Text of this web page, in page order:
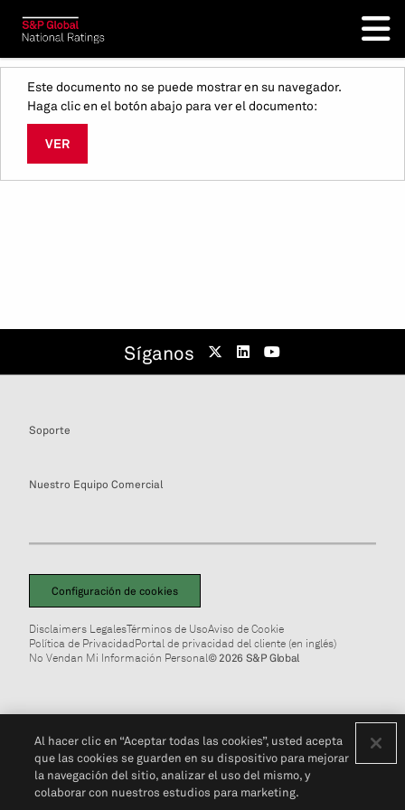
Este documento no se puede mostrar en su navegador.
Haga clic en el botón abajo para ver el documento:
VER
Síganos
Soporte
Nuestro Equipo Comercial
Configuración de cookies
Disclaimers LegalesTérminos de UsoAviso de Cookie
Política de PrivacidadPortal de privacidad del cliente (en inglés)
No Vendan Mi Información Personal© 2026 S&P Global
Al hacer clic en “Aceptar todas las cookies”, usted acepta
que las cookies se guarden en su dispositivo para mejorar
la navegación del sitio, analizar el uso del mismo, y
colaborar con nuestros estudios para marketing.